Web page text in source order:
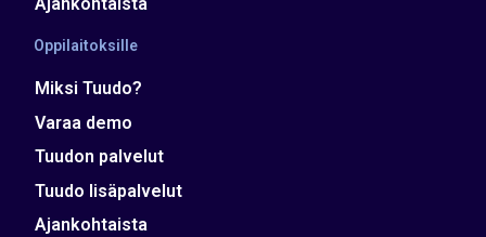
Oppilaitoksille
Miksi Tuudo?
Varaa demo
Tuudon palvelut
Tuudo lisäpalvelut
Ajankohtaista